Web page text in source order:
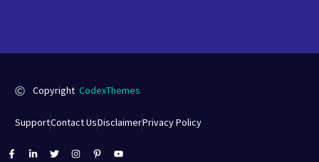
Copyright CodexThemes
SupportContact UsDisclaimerPrivacy Policy